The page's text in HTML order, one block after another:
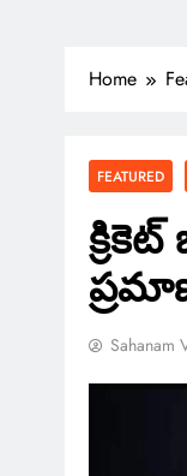
Home
FEATURED
Sahanam